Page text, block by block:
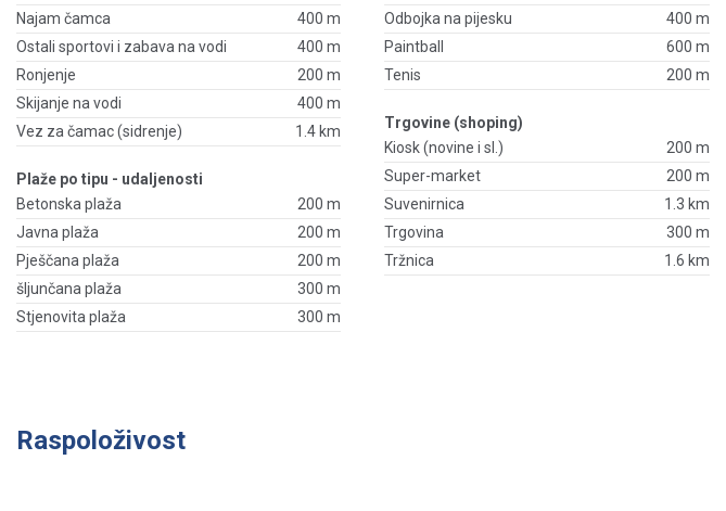
Najam čamca
400 m
Ostali sportovi i zabava na vodi
400 m
Ronjenje
200 m
Skijanje na vodi
400 m
Vez za čamac (sidrenje)
1.4 km
Plaže po tipu - udaljenosti
Betonska plaža
200 m
Javna plaža
200 m
Pješčana plaža
200 m
šljunčana plaža
300 m
Stjenovita plaža
300 m
Odbojka na pijesku
400 m
Paintball
600 m
Tenis
200 m
Trgovine (shoping)
Kiosk (novine i sl.)
200 m
Super-market
200 m
Suvenirnica
1.3 km
Trgovina
300 m
Tržnica
1.6 km
Raspoloživost